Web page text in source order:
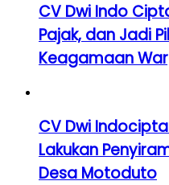
CV Dwi Indo
Pajak, dan Jadi
Keagamaan
CV Dwi
Lakukan
Desa Motoduto